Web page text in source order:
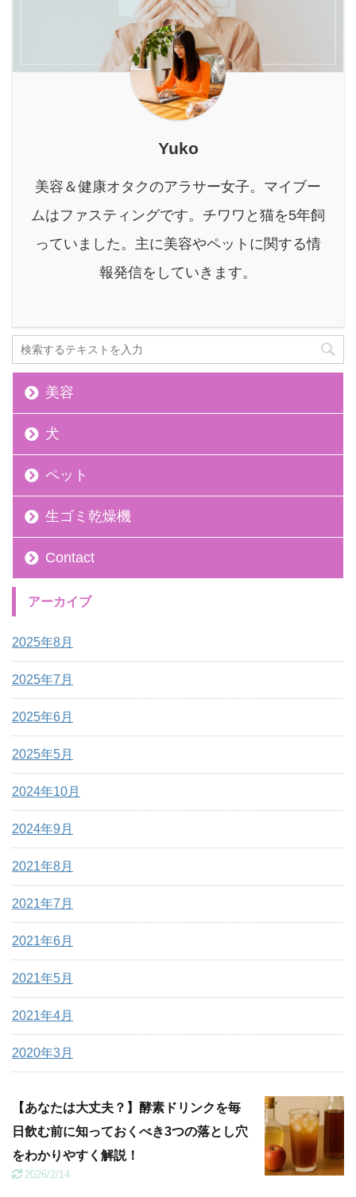
悩んでいる人かといって
見て見ぬふりをするの
も、なんだかもやもやす
る…。 そんな時 ...
くための超優秀なお茶な
のです！ 特に現在『ニキ
ビにお悩みの方』には是
非とも、今日から緑茶を
飲んで美肌への第 ...
が抱えていることでしょ
う。 上記の悩みをまとめ
て解決し、快適なキッチ
ン環境を手に入れるため
の便利なアイテムが「生
ごみ処理機」です。 しか
し「種類がたくさんあっ
気代は高くない？」な
ど、疑問をお持ちの方も
記事では、生ごみ処理機
の種類ごとの特徴から、
Yuko
美容＆健康オタクのアラサー女子。マイブー
ムはファスティングです。チワワと猫を5年飼
っていました。主に美容やペットに関する情
報発信をしていきます。
美容
犬
ペット
生ゴミ乾燥機
Contact
アーカイブ
2025年8月
2025年7月
2025年6月
2025年5月
2024年10月
2024年9月
2021年8月
2021年7月
2021年6月
2021年5月
2021年4月
2020年3月
【あなたは大丈夫？】酵素ドリンクを毎
日飲む前に知っておくべき3つの落とし穴
をわかりやすく解説！
2026/2/14